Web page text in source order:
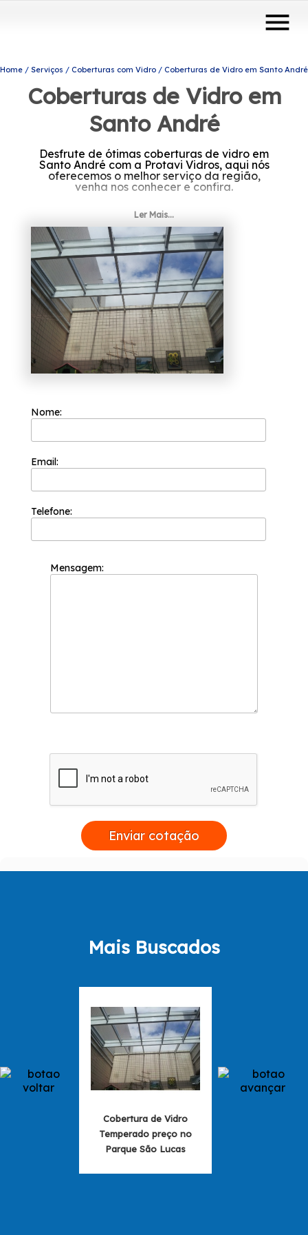
menu
Home Serviços Coberturas com Vidro Coberturas de Vidro em Santo André
Coberturas de Vidro em
Santo André
Desfrute de ótimas coberturas de vidro em
Santo André com a Protavi Vidros, aqui nós
oferecemos o melhor serviço da região,
venha nos conhecer e confira.
Caso tenha alguma dúvida, entre em contato
conosco! Será um prazer atendê-lo.
Estamos esperando sua ligação.
Ler Mais...
Nome:
Email:
Telefone:
Mensagem:
Enviar cotação
Mais Buscados
Cobertura de Vidro
Temperado preço no
Parque São Lucas